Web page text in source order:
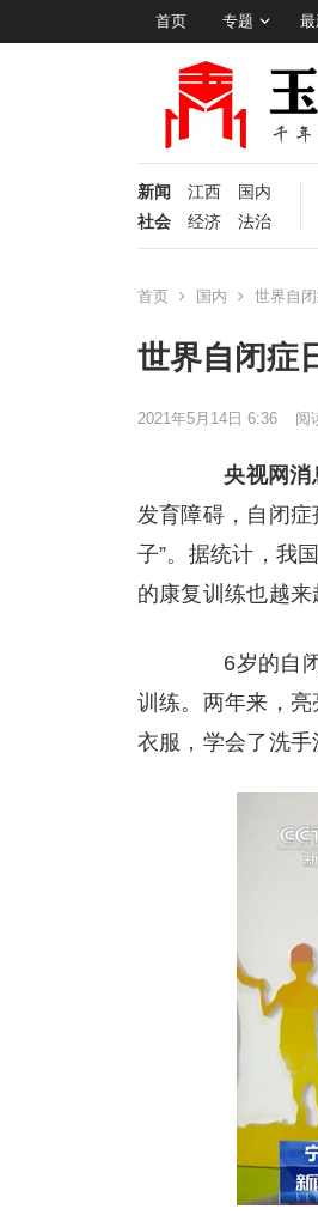
首页 专题
新闻 江西
国内
社会
经济 法治
首页 国内 世界自
世界自闭症
2021年5月14日 6:36 阅
央视网消
发育障碍，自闭
子”。据统计，我
的康复训练也越来
6岁的自闭
训练。两年来，
衣服，学会了洗手